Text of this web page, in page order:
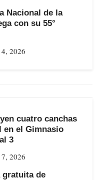
Nacional de la
con su 55°
2026
cuatro canchas
en el Gimnasio
3
2026
gratuita de